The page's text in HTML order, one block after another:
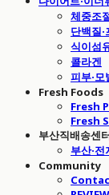
체중조
단백질·
식이섬
콜라겐
피부·모
Fresh Foods
Fresh
Fresh
부산직배송센
부산·
Community